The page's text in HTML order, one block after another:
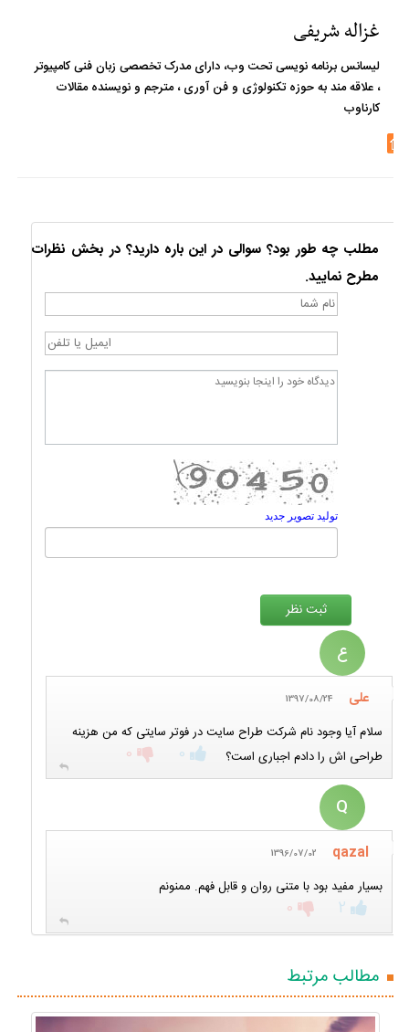
غزاله شریفی
لیسانس برنامه نویسی تحت وب، دارای مدرک تخصصی زبان فنی کامپیوتر
، علاقه مند به حوزه تکنولوژی و فن آوری ، مترجم و نویسنده مقالات
کارناوب
مطلب چه طور بود؟ سوالی در این باره دارید؟ در بخش نظرات
مطرح نمایید.
تولید تصویر جدید
ع
علی 1397/08/24
سلام آیا وجود نام شرکت طراح سایت در فوتر سایتی که من هزینه
طراحی اش را دادم اجباری است؟
0
0
Q
qazal
1396/07/02
بسیار مفید بود با متنی روان و قابل فهم. ممنونم
2
0
مطالب مرتبط